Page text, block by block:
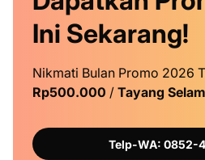
Ini Sekarang!
Nikmati Bulan Promo 2026
Rp500.000 / Tayang
Telp-WA: 0852-